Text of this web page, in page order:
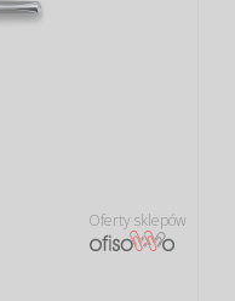
Oferty sklepów